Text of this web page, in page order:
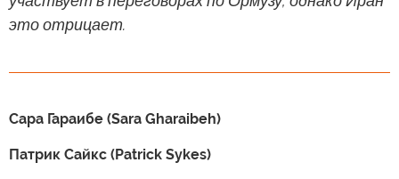
это отрицает.
Сара Гараибе (Sara Gharaibeh)
Патрик Сайкс (Patrick Sykes)